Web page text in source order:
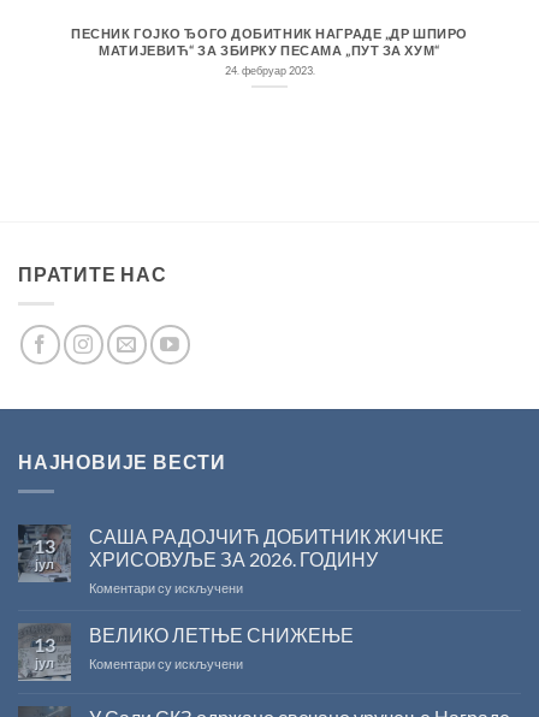
ПЕСНИК ГОЈКО ЂОГО ДОБИТНИК НАГРАДЕ „ДР ШПИРО
МАТИЈЕВИЋ“ ЗА ЗБИРКУ ПЕСАМА „ПУТ ЗА ХУМ“
24. фебруар 2023.
ПРАТИТЕ НАС
НАЈНОВИЈЕ ВЕСТИ
13
јул
САША РАДОЈЧИЋ ДОБИТНИК ЖИЧКЕ
ХРИСОВУЉЕ ЗА 2026. ГОДИНУ
Коментари су искљученина
РАДОЈЧИЋ
ДОБИТНИК
ЖИЧКЕ
13
јул
ВЕЛИКО ЛЕТЊЕ СНИЖЕЊЕ
Коментари су искљученина